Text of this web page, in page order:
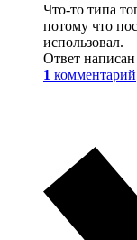
Что-то типа
потому что
использовал.
Ответ написан
1 комментарий